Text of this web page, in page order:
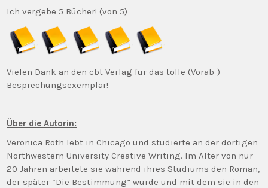
Ich vergebe 5 Bücher! (von 5)
Vielen Dank an den cbt Verlag für das tolle (Vorab-)
Besprechungsexemplar!
Über die Autorin:
Veronica Roth lebt in Chicago und studierte an der dortigen
Northwestern University Creative Writing. Im Alter von nur
20 Jahren arbeitete sie während ihres Studiums den Roman,
der später “Die Bestimmung” wurde und mit dem sie in den